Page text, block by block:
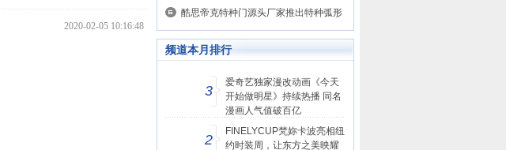
2020-02-05 10:16:48
周，让东方之美映耀纽约
酷思帝克特种门源头厂家推出特种弧形
平开门
频道本月排行
3
爱奇艺独家漫改动画《今天
开始做明星》持续热播 同名
漫画人气值破百亿
2
FINELYCUP梵妳卡波亮相纽
约时装周，让东方之美映耀